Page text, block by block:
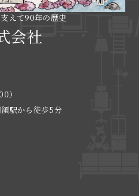
えて90年の歴史
会社
）
駅から徒歩5分